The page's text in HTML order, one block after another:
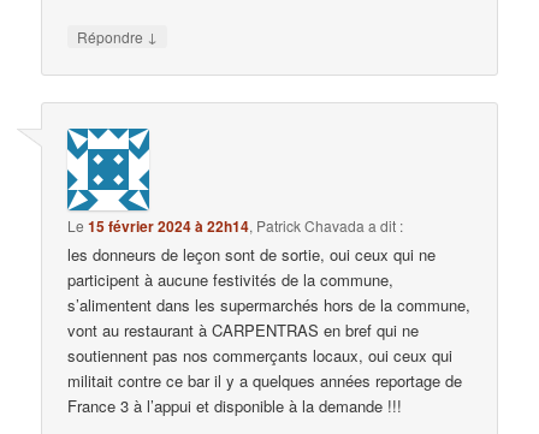
Répondre ↓
Le15 février 2024 à 22h14, Patrick Chavada a dit :
les donneurs de leçon sont de sortie, oui ceux qui ne
participent à aucune festivités de la commune,
s’alimentent dans les supermarchés hors de la commune,
vont au restaurant à CARPENTRAS en bref qui ne
soutiennent pas nos commerçants locaux, oui ceux qui
militait contre ce bar il y a quelques années reportage de
France 3 à l’appui et disponible à la demande !!!